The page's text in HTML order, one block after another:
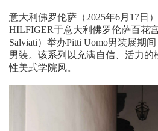
意大利佛罗伦萨（2025年6月17
HILFIGER于意大利佛罗伦萨百花宫
Salviati）举办Pitti Uomo男装展期
男装。该系列以充满自信、活力
性美式学院风。